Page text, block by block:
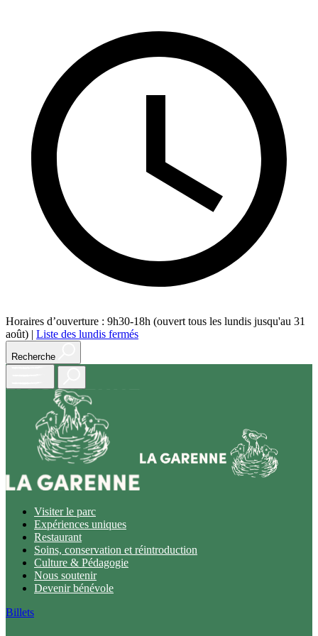
Horaires d’ouverture : 9h30-18h (ouvert tous les lundis jusqu'au 31
août) | Liste des lundis fermés
Recherche
menu
Visiter le parc
Expériences uniques
Restaurant
Soins, conservation et réintroduction
Culture & Pédagogie
Nous soutenir
Devenir bénévole
Billets